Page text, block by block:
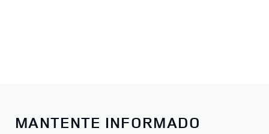
MANTENTE INFORMADO